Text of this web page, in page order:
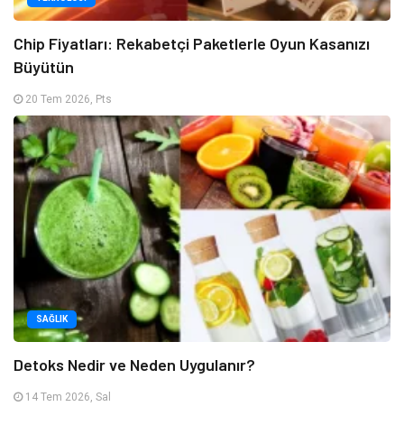
Chip Fiyatları: Rekabetçi Paketlerle Oyun Kasanızı
Büyütün
20 Tem 2026, Pts
SAĞLIK
Detoks Nedir ve Neden Uygulanır?
14 Tem 2026, Sal